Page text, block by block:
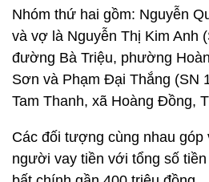
Nhóm thứ hai gồm: Nguyễn
và vợ là Nguyễn Thị Kim Anh
đường Bà Triệu, phường
Sơn và Phạm Đại Thắng (SN
Tam Thanh, xã Hoàng Đồng,
Các đối tượng cùng nhau góp
người vay tiền với tổng số